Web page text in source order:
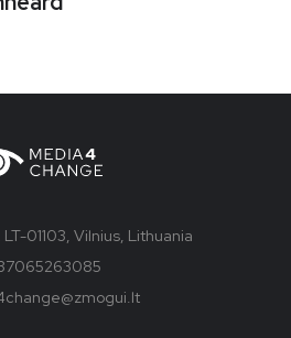
01103, Vilnius, Lithuania